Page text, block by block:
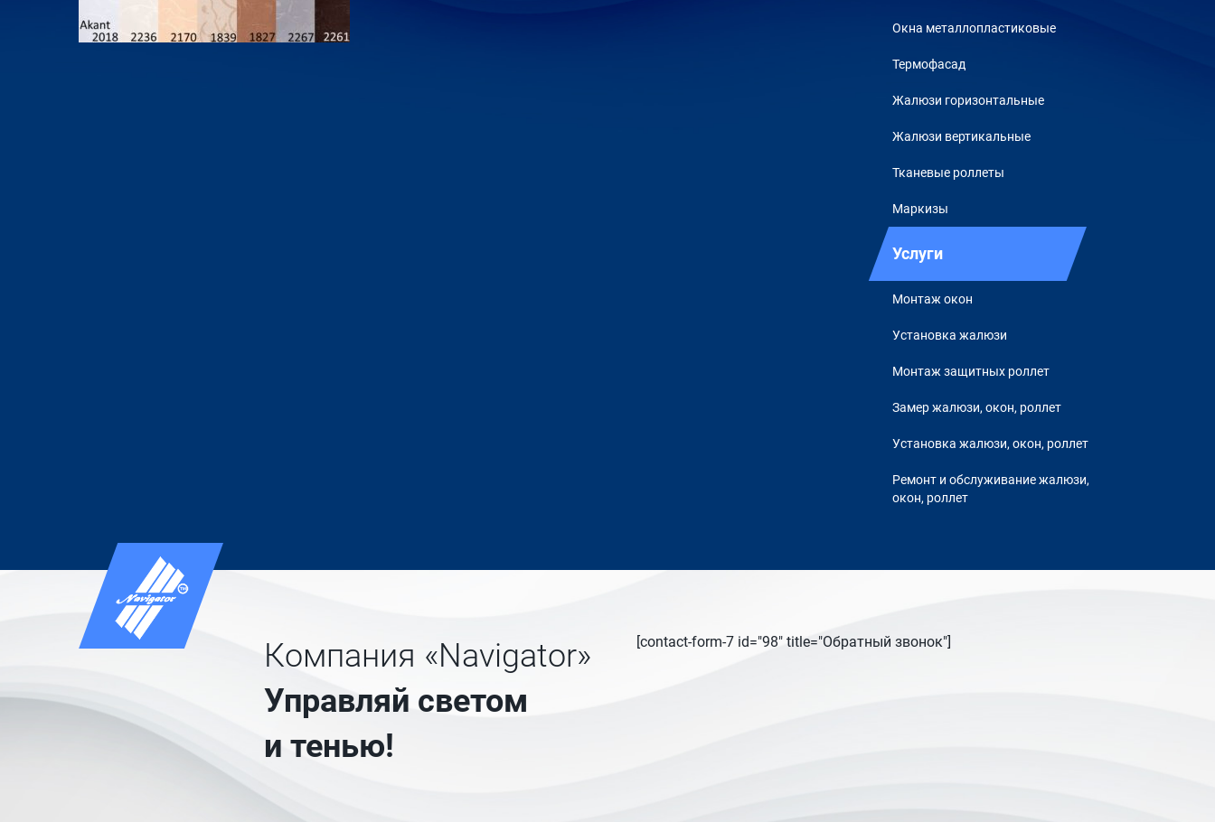
Окна металлопластиковые
Термофасад
Жалюзи горизонтальные
Жалюзи вертикальные
Тканевые роллеты
Маркизы
Услуги
Монтаж окон
Установка жалюзи
Монтаж защитных роллет
Замер жалюзи, окон, роллет
Установка жалюзи, окон, роллет
Ремонт и обслуживание жалюзи,
окон, роллет
Компания «Navigator»
Управляй светом
и тенью!
[contact-form-7 id="98" title="Обратный звонок"]